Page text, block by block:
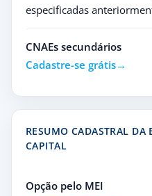
especificadas
CNAEs secundários
Cadastre-se grátis
RESUMO CADASTRAL DA
CAPITAL
Opção pelo MEI